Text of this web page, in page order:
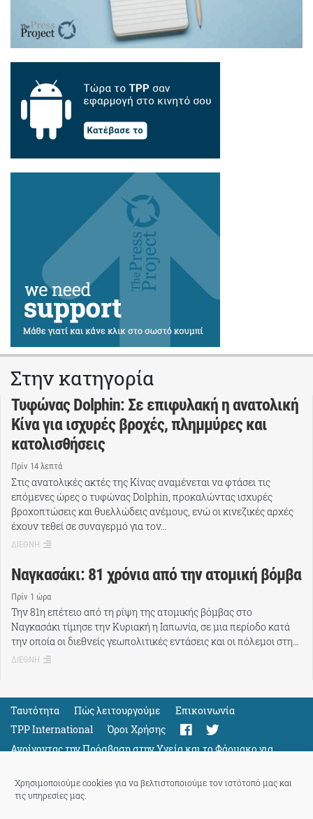
Χρησιμοποιούμε cookies για να βελτιστοποιούμε τον ιστότοπό μας και
τις υπηρεσίες μας.
Στην κατηγορία
Τυφώνας Dolphin: Σε επιφυλακή η ανατολική
Κίνα για ισχυρές βροχές, πλημμύρες και
κατολισθήσεις
Πρίν 14 λεπτά
Στις ανατολικές ακτές της Κίνας αναμένεται να φτάσει τις
επόμενες ώρες ο τυφώνας Dolphin, προκαλώντας ισχυρές
βροχοπτώσεις και θυελλώδεις ανέμους, ενώ οι κινεζικές αρχές
έχουν τεθεί σε συναγερμό για τον…
ΔΙΕΘΝΗ
Ναγκασάκι: 81 χρόνια από την ατομική βόμβα
Πρίν 1 ώρα
Την 81η επέτειο από τη ρίψη της ατομικής βόμβας στο
Ναγκασάκι τίμησε την Κυριακή η Ιαπωνία, σε μια περίοδο κατά
την οποία οι διεθνείς γεωπολιτικές εντάσεις και οι πόλεμοι στη…
ΔΙΕΘΝΗ
Ταυτότητα Πώς λειτουργούμε
Eπικοινωνία
TPP International
Όροι Χρήσης
Ανοίγοντας την Πρόσβαση στην Υγεία και το Φάρμακο για
Support